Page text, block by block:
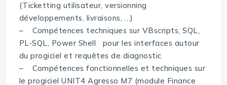
(Ticketting utilisateur, versionning
développements, livraisons, …)
– Compétences techniques sur VBscripts, SQL,
PL-SQL, Power Shell pour les interfaces autour
du progiciel et requêtes de diagnostic
– Compétences fonctionnelles et techniques sur
le progiciel UNIT4 Agresso M7 (module Finance